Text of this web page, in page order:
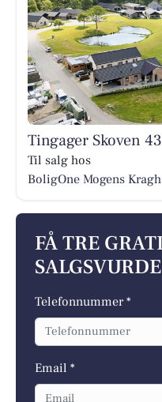
Tingager Skoven
Til salg hos
BoligOne Mogens
FÅ TRE
Telefonnummer *
Email *